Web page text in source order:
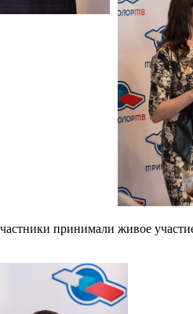
принимали живое